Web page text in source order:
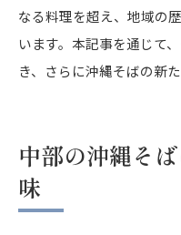
なる料理を超え、地域の
います。本記事を通じて
き、さらに沖縄そばの新
中部の沖縄そ
味